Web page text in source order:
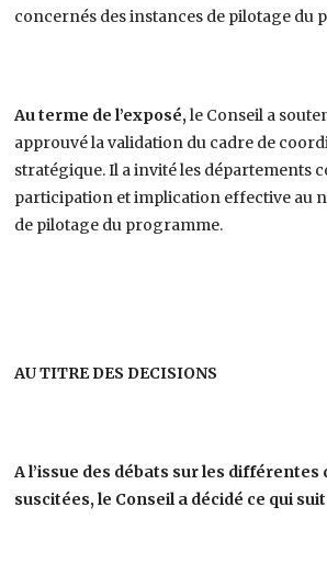
concernés des instances de pilotage du
Au terme de l’exposé,le Conseil a
approuvé la validation du cadre de
stratégique. Il a invité les départements
participation et implication effective au
de pilotage du programme.
AU TITRE DES DECISIONS
A l’issue des débats sur les différentes
suscitées, le Conseil a décidé ce qui suit